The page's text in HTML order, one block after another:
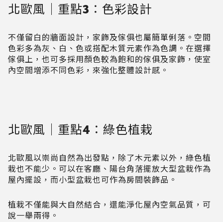
北歐風｜重點3：色彩設計
不僅留白的牆面設計，家飾及傢俱也屬簡單俐落。空間
色彩多為灰、白、色或搭配木質元素作為色調。在選擇
傢俱上，也可多採用顏色較為飽和的傢俱及家飾，使室
內空間增添不同色彩，來強化整體設計感。
北歐風｜重點4：綠色植栽
北歐風以崇尚自然為出發點，除了木元素以外，綠色植
栽也不能少。可以在客廳、陽台角落擺放大型盆栽作為
屋內擺設，而小型盆栽也可作為房間裝飾品。
植栽不僅能與大自然結合，還能淨化屋內空氣品質，可
說一舉兩得。